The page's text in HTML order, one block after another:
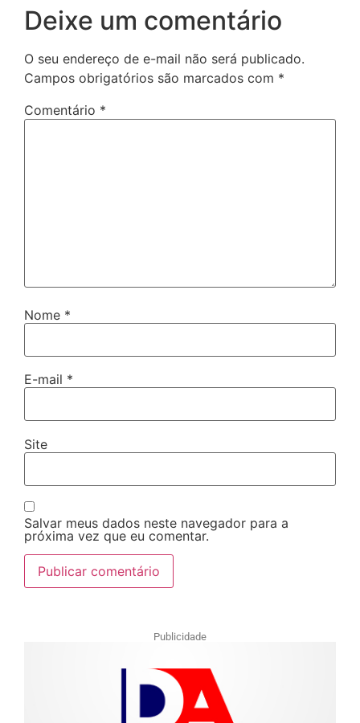
Deixe um comentário
O seu endereço de e-mail não será publicado.
Campos obrigatórios são marcados com *
Comentário *
Nome *
E-mail *
Site
Salvar meus dados neste navegador para a
próxima vez que eu comentar.
Publicidade